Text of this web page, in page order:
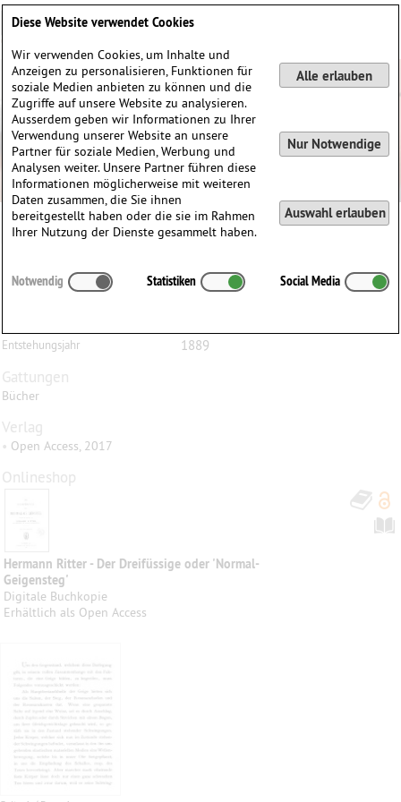
Hermann Ritter - 'Der Dreifüssige' oder 'Normal-
Entstehungsjahr 1889
Gattungen
Bücher
Verlag
• Open Access, 2017
Onlineshop
Hermann Ritter - Der Dreifüssige oder 'Normal-
Geigensteg'
Digitale Buchkopie
Erhältlich als Open Access
Diese Website verwendet Cookies
Wir verwenden Cookies, um Inhalte und
Anzeigen zu personalisieren, Funktionen für
soziale Medien anbieten zu können und die
Zugriffe auf unsere Website zu analysieren.
Ausserdem geben wir Informationen zu Ihrer
Verwendung unserer Website an unsere
Partner für soziale Medien, Werbung und
Analysen weiter. Unsere Partner führen diese
Informationen möglicherweise mit weiteren
Daten zusammen, die Sie ihnen
bereitgestellt haben oder die sie im Rahmen
Ihrer Nutzung der Dienste gesammelt haben.
Alle erlauben
Nur Notwendige
Auswahl erlauben
Notwendig Statistiken Social Media